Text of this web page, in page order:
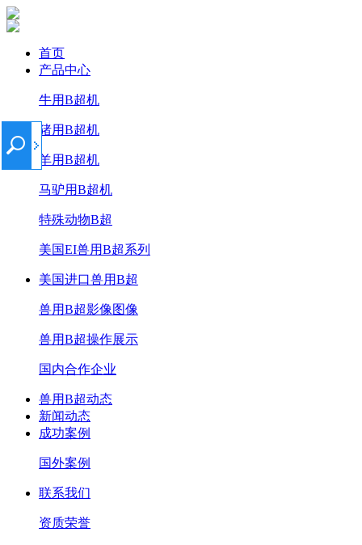
首页
产品中心
牛用B超机
猪用B超机
羊用B超机
马驴用B超机
特殊动物B超
美国EI兽用B超系列
美国进口兽用B超
兽用B超影像图像
兽用B超操作展示
国内合作企业
兽用B超动态
新闻动态
成功案例
国外案例
联系我们
资质荣誉